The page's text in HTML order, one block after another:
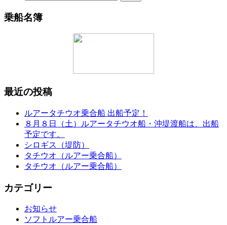
乗船名簿
最近の投稿
ルアータチウオ乗合船 出船予定！
８月８日（土）ルアータチウオ船・沖堤渡船は、出船
予定です。
シロギス（堤防）
タチウオ（ルアー乗合船）
タチウオ（ルアー乗合船）
カテゴリー
お知らせ
ソフトルアー乗合船